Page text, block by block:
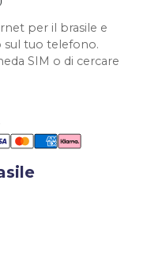
per il brasile e
tuo telefono.
SIM o di cercare